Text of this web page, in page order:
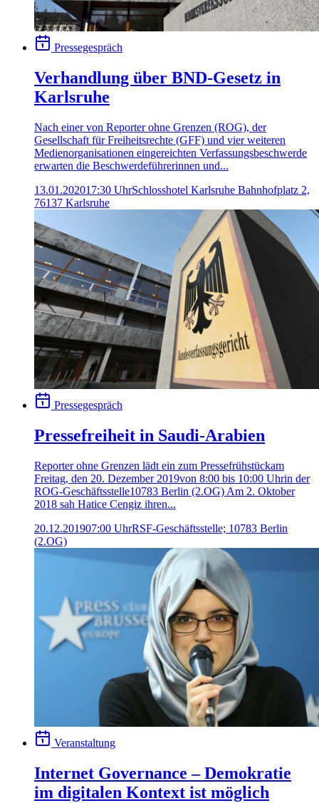
Pressegespräch
Verhandlung über BND-Gesetz in
Karlsruhe
Nach einer von Reporter ohne Grenzen (ROG), der
Gesellschaft für Freiheitsrechte (GFF) und vier weiteren
Medienorganisationen eingereichten Verfassungsbeschwerde
erwarten die Beschwerdeführerinnen und...
13.01.202017:30 UhrSchlosshotel Karlsruhe Bahnhofplatz 2,
76137 Karlsruhe
Pressegespräch
Pressefreiheit in Saudi-Arabien
Reporter ohne Grenzen lädt ein zum Pressefrühstückam
Freitag, den 20. Dezember 2019von 8:00 bis 10:00 Uhrin der
ROG-Geschäftsstelle10783 Berlin (2.OG) Am 2. Oktober
2018 sah Hatice Cengiz ihren...
20.12.201907:00 UhrRSF-Geschäftsstelle; 10783 Berlin
(2.OG)
Veranstaltung
Internet Governance – Demokratie
im digitalen Kontext ist möglich